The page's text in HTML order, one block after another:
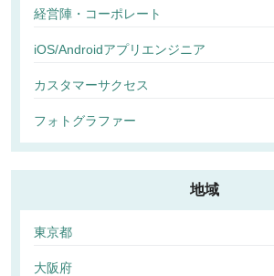
経営陣・コーポレート
iOS/Androidアプリエンジニア
カスタマーサクセス
フォトグラファー
地域
東京都
大阪府